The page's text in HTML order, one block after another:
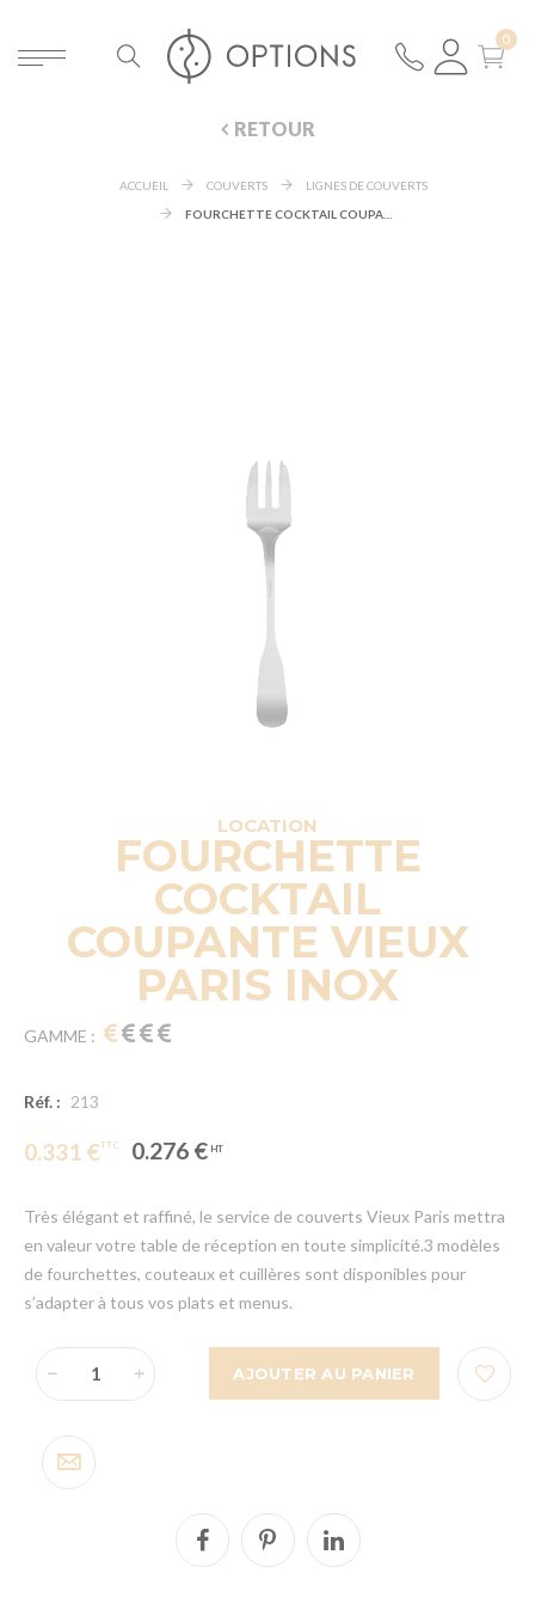
RETOUR
ACCUEIL COUVERTS
LIGNES DE COUVERTS
LOCATION
FOURCHETTE
COCKTAIL
COUPANTE VIEUX
PARIS INOX
GAMME :
Réf. : 213
0.331 € 0.276 €
Très élégant et raffiné, le service de couverts Vieux Paris mettra
en valeur votre table de réception en toute simplicité.3 modèles
de fourchettes, couteaux et cuillères sont disponibles pour
s’adapter à tous vos plats et menus.
AJOUTER AU PANIER